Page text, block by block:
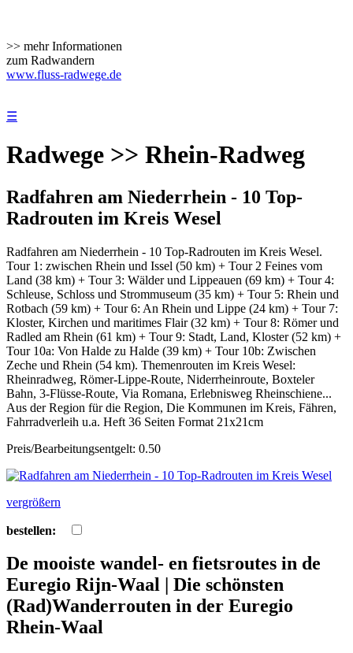
>> mehr Informationen
zum Radwandern
www.fluss-radwege.de
☰
Radwege >> Rhein-Radweg
Radfahren am Niederrhein - 10 Top-
Radrouten im Kreis Wesel
Radfahren am Niederrhein - 10 Top-Radrouten im Kreis Wesel.
Tour 1: zwischen Rhein und Issel (50 km) + Tour 2 Feines vom
Land (38 km) + Tour 3: Wälder und Lippeauen (69 km) + Tour 4:
Schleuse, Schloss und Strommuseum (35 km) + Tour 5: Rhein und
Rotbach (59 km) + Tour 6: An Rhein und Lippe (24 km) + Tour 7:
Kloster, Kirchen und maritimes Flair (32 km) + Tour 8: Römer und
Radled am Rhein (61 km) + Tour 9: Stadt, Land, Kloster (52 km) +
Tour 10a: Von Halde zu Halde (39 km) + Tour 10b: Zwischen
Zeche und Rhein (54 km). Themenrouten im Kreis Wesel:
Rheinradweg, Römer-Lippe-Route, Niderrheinroute, Boxteler
Bahn, 3-Flüsse-Route, Via Romana, Erlebnisweg Rheinschiene...
Aus der Region für die Region, Die Kommunen im Kreis, Fähren,
Fahrradverleih u.a. Heft 36 Seiten Format 21x21cm
Preis/Bearbeitungsentgelt: 0.50
vergrößern
bestellen:
De mooiste wandel- en fietsroutes in de
Euregio Rijn-Waal | Die schönsten
(Rad)Wanderrouten in der Euregio
Rhein-Waal